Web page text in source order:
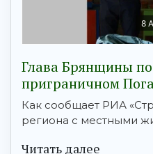
8
Глава Брянщины
приграничном
Как сообщает РИА
региона с местными
Читать далее